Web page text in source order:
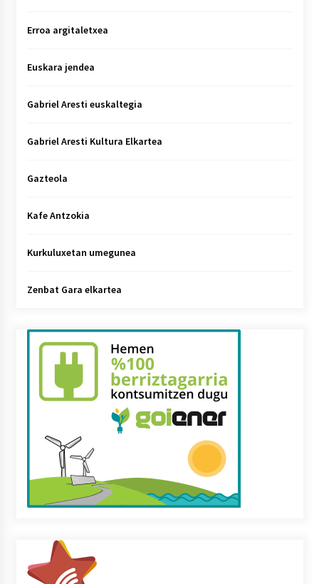
Erroa argitaletxea
Euskara jendea
Gabriel Aresti euskaltegia
Gabriel Aresti Kultura Elkartea
Gazteola
Kafe Antzokia
Kurkuluxetan umegunea
Zenbat Gara elkartea